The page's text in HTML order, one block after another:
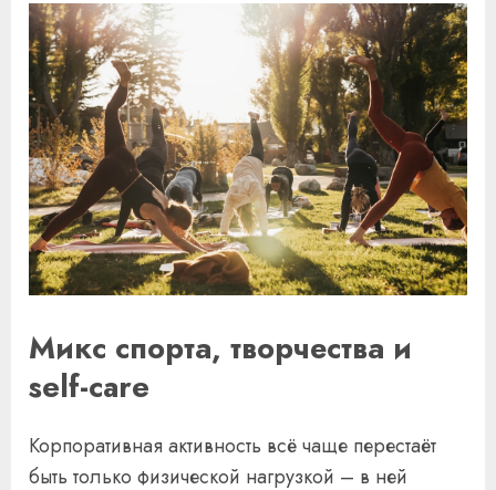
Микс спорта, творчества и
self-care
Корпоративная активность всё чаще перестаёт
быть только физической нагрузкой – в ней